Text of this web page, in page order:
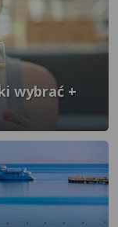
wybrać +